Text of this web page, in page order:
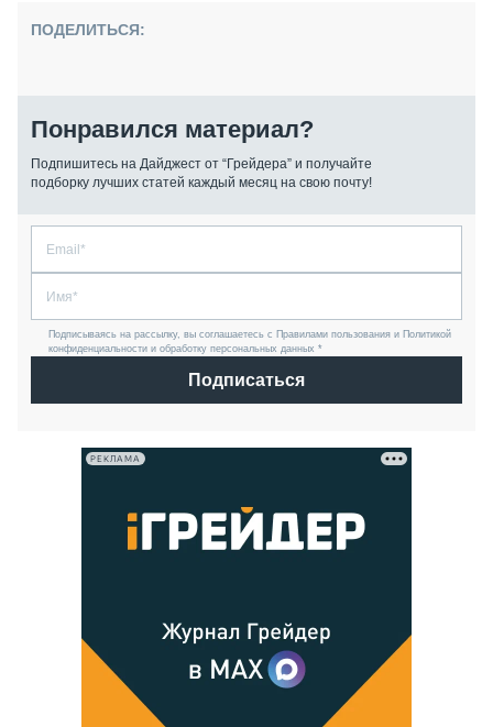
ПОДЕЛИТЬСЯ:
Понравился материал?
Подпишитесь на Дайджест от “Грейдера” и получайте
подборку лучших статей каждый месяц на свою почту!
Подписываясь на рассылку, вы соглашаетесь с Правилами пользования и Политикой
конфиденциальности и обработку персональных данных *
Подписаться
РЕКЛАМА